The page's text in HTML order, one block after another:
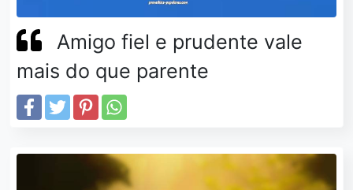
Amigo fiel e prudente vale
mais do que parente